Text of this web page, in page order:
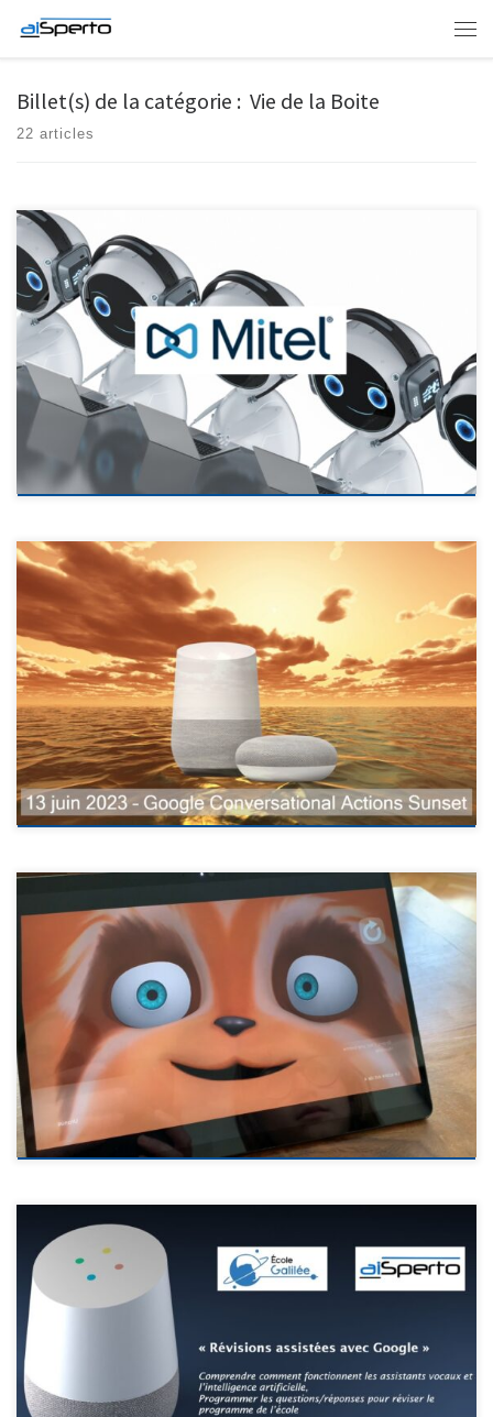
Skip to content
Billet(s) de la catégorie : Vie de la Boite
22 articles